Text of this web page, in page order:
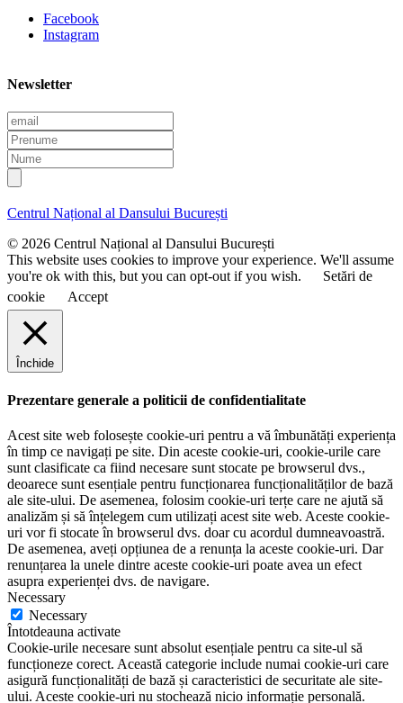
Facebook
Instagram
Newsletter
E
m
a
i
l
P
r
e
n
m
N
u
m
e
Centrul Național al Dansului București
© 2026 Centrul Național al Dansului București
This website uses cookies to improve your experience. We'll assume
you're ok with this, but you can opt-out if you wish.
Setări de
cookie
Accept
Închide
Prezentare generale a politicii de confidentialitate
Acest site web folosește cookie-uri pentru a vă îmbunătăți experiența
în timp ce navigați pe site. Din aceste cookie-uri, cookie-urile care
sunt clasificate ca fiind necesare sunt stocate pe browserul dvs.,
deoarece sunt esențiale pentru funcționarea funcționalităților de bază
ale site-ului. De asemenea, folosim cookie-uri terțe care ne ajută să
analizăm și să înțelegem cum utilizați acest site web. Aceste cookie-
uri vor fi stocate în browserul dvs. doar cu acordul dumneavoastră.
De asemenea, aveți opțiunea de a renunța la aceste cookie-uri. Dar
renunțarea la unele dintre aceste cookie-uri poate avea un efect
asupra experienței dvs. de navigare.
Necessary
Necessary
Întotdeauna activate
Cookie-urile necesare sunt absolut esențiale pentru ca site-ul să
funcționeze corect. Această categorie include numai cookie-uri care
asigură funcționalități de bază și caracteristici de securitate ale site-
ului. Aceste cookie-uri nu stochează nicio informație personală.